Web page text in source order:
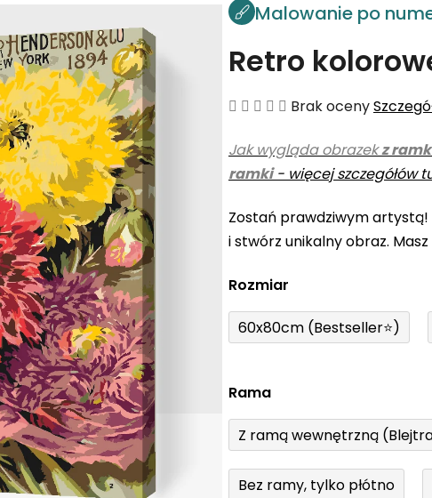
Malowanie po
Retro
Średnia
produktu
wynosi
na
5
Brak oceny
Jak wygląda obrazekz
ramki- więcej szczegółów
Zostań prawdziwym
i stwórz unikalny obraz.
Rozmiar
60x80cm (Bestseller⭐)
Rama
Z ramą wewnętrzną
Bez ramy, tylko płótno